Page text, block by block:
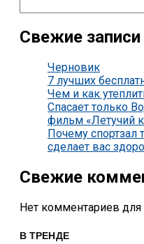
Свежие записи
Черновик
7 лучших
Чем и как
Спасает только
фильм «Летучий
Почему спортзал
сделает вас
Свежие
Нет комментариев для
В ТРЕНДЕ